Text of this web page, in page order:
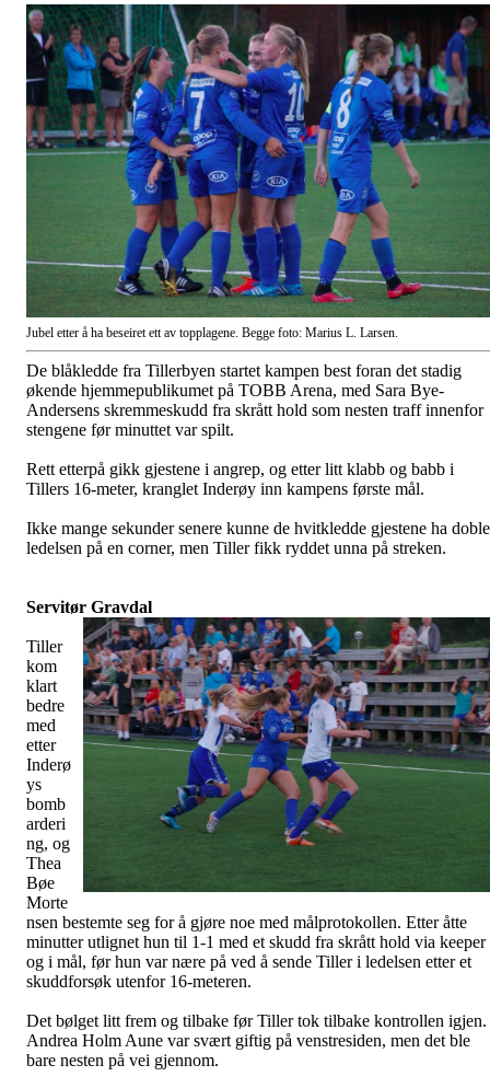
Jubel etter å ha beseiret ett av topplagene. Begge foto: Marius L. Larsen.
De blåkledde fra Tillerbyen startet kampen best foran det stadig
økende hjemmepublikumet på TOBB Arena, med Sara Bye-
Andersens skremmeskudd fra skrått hold som nesten traff innenfor
stengene før minuttet var spilt.
Rett etterpå gikk gjestene i angrep, og etter litt klabb og babb i
Tillers 16-meter, kranglet Inderøy inn kampens første mål.
Ikke mange sekunder senere kunne de hvitkledde gjestene ha
ledelsen på en corner, men Tiller fikk ryddet unna på streken.
Servitør Gravdal
Tiller
kom
klart
bedre
med
etter
Inderø
ys
bomb
arderi
ng, og
Thea
Bøe
Morte
nsen bestemte seg for å gjøre noe med målprotokollen. Etter åtte
minutter utlignet hun til 1-1 med et skudd fra skrått hold via keeper
og i mål, før hun var nære på ved å sende Tiller i ledelsen etter et
skuddforsøk utenfor 16-meteren.
Det bølget litt frem og tilbake før Tiller tok tilbake kontrollen igjen.
Andrea Holm Aune var svært giftig på venstresiden, men det ble
bare nesten på vei gjennom.